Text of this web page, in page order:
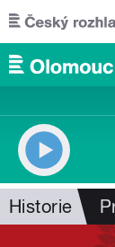
Přejít k hlavnímu
Historie